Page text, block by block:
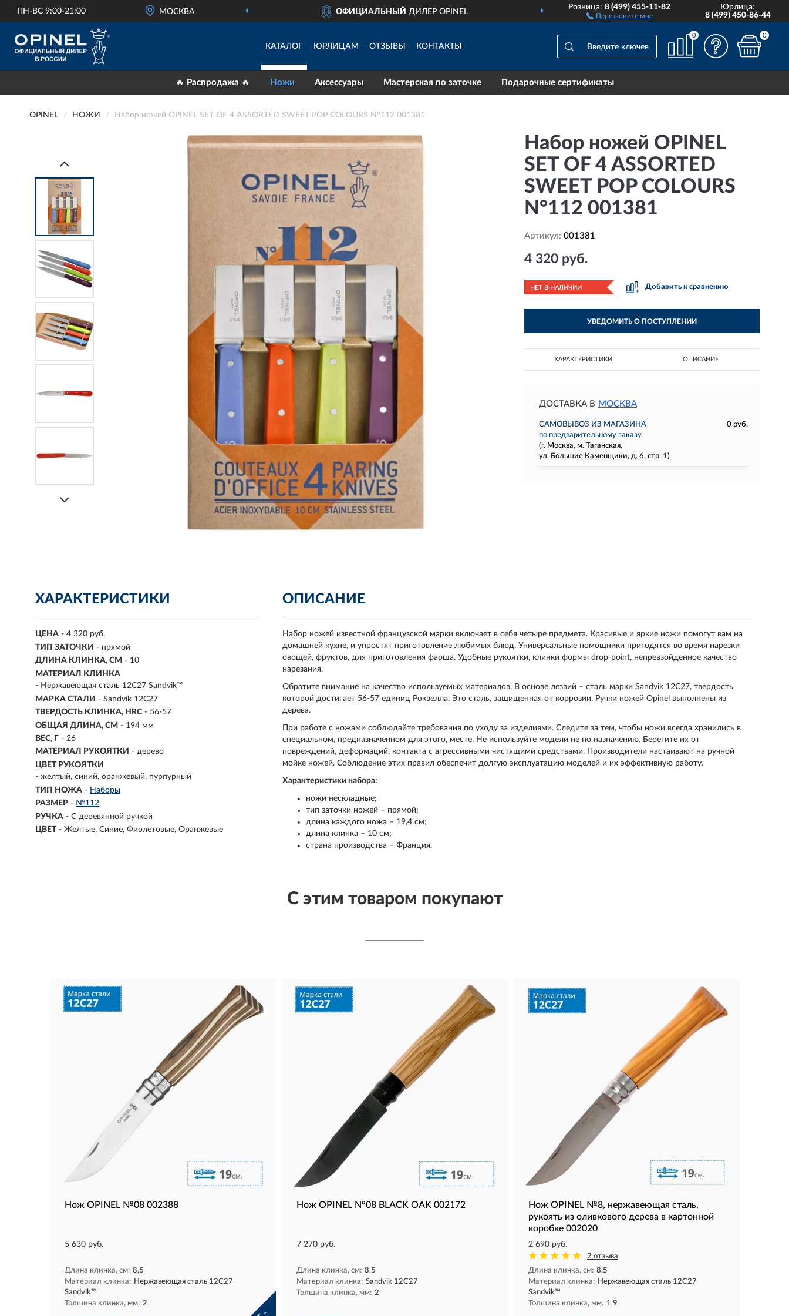
ПН-ВС 9:00-21:00 МОСКВА ОФИЦИАЛЬНЫЙ ДИЛЕР OPINEL ДОСТАВИМ ПО ВСЕЙ РОССИИ
Розница:8 (499) 455-11-82
Перезвоните мне
Юрлица:
8 (499) 450-86-44
КАТАЛОГ ЮРЛИЦАМ ОТЗЫВЫ КОНТАКТЫ
0 0
🔥 Распродажа 🔥 Ножи Аксессуары Мастерская по заточке Подарочные сертификаты
OPINEL НОЖИ Набор ножей OPINEL SET OF 4 ASSORTED SWEET POP COLOURS N°112 001381
Набор ножей OPINEL
SET OF 4 ASSORTED
SWEET POP COLOURS
N°112 001381
Артикул: 001381
4 320 руб.
НЕТ В НАЛИЧИИ Добавить к сравнению
УВЕДОМИТЬ О ПОСТУПЛЕНИИ
ХАРАКТЕРИСТИКИ ОПИСАНИЕ
ДОСТАВКА В МОСКВА
САМОВЫВОЗ ИЗ МАГАЗИНА
0 руб.
по предварительному заказу
(г. Москва, м. Таганская,
ул. Большие Каменщики, д. 6, стр. 1)
ХАРАКТЕРИСТИКИ
ЦЕНА - 4 320 руб.
ТИП ЗАТОЧКИ - прямой
ДЛИНА КЛИНКА, СМ - 10
МАТЕРИАЛ КЛИНКА
- Нержавеющая сталь 12С27 Sandvik™
МАРКА СТАЛИ - Sandvik 12C27
ТВЕРДОСТЬ КЛИНКА, HRC - 56-57
ОБЩАЯ ДЛИНА, СМ - 194 мм
ВЕС, Г - 26
МАТЕРИАЛ РУКОЯТКИ - дерево
ЦВЕТ РУКОЯТКИ
- желтый, синий, оранжевый, пурпурный
ТИП НОЖА - Наборы
РАЗМЕР - №112
РУЧКА - С деревянной ручкой
ЦВЕТ - Желтые Синие Фиолетовые Оранжевые
ОПИСАНИЕ
Набор ножей известной французской марки включает в себя четыре предмета. Красивые и яркие ножи помогут вам на
домашней кухне, и упростят приготовление любимых блюд. Универсальные помощники пригодятся во время нарезки
овощей, фруктов, для приготовления фарша. Удобные рукоятки, клинки формы drop-point, непревзойденное качество
нарезания.
Обратите внимание на качество используемых материалов. В основе лезвий – сталь марки Sandvik 12C27, твердость
которой достигает 56-57 единиц Роквелла. Это сталь, защищенная от коррозии. Ручки ножей Opinel выполнены из
дерева.
При работе с ножами соблюдайте требования по уходу за изделиями. Следите за тем, чтобы ножи всегда хранились в
специальном, предназначенном для этого, месте. Не используйте модели не по назначению. Берегите их от
повреждений, деформаций, контакта с агрессивными чистящими средствами. Производители настаивают на ручной
мойке ножей. Соблюдение этих правил обеспечит долгую эксплуатацию моделей и их эффективную работу.
Характеристики набора:
ножи нескладные;
тип заточки ножей – прямой;
длина каждого ножа – 19,4 см;
длина клинка – 10 см;
страна производства – Франция.
С этим товаром покупают
Нож OPINEL №08 002388
5 630 руб.
Длина клинка, см: 8,5
Материал клинка: Нержавеющая сталь 12С27
Sandvik™
Толщина клинка, мм: 2
Нож OPINEL N°08 BLACK OAK 002172
7 270 руб.
Длина клинка, см: 8,5
Материал клинка: Sandvik 12C27
Толщина клинка, мм: 2
Нож OPINEL №8, нержавеющая сталь,
рукоять из оливкового дерева в картонной
коробке 002020
2 690 руб.
2 отзыва
Длина клинка, см: 8,5
Материал клинка: Нержавеющая сталь 12С27
Sandvik™
Толщина клинка, мм: 1,9